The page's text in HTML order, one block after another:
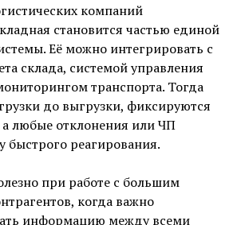
компаний
становится частью единой
Её можно интегрировать с
склада, системой управления
транспорта. Тогда
до выгрузки, фиксируются
а любые отклонения или ЧП
быстрого реагирования.
при работе с большим
когда важно
информацию между всеми